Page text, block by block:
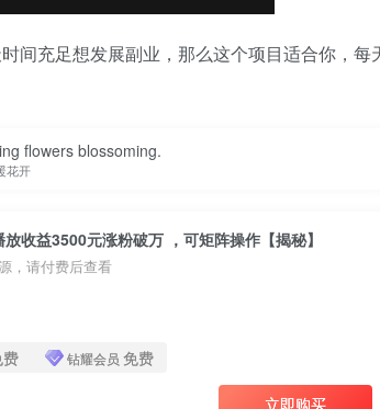
间充足想发展副业，那么这个项目适合你，每
flowers blossoming.
花开
收益3500元涨粉破万 ，可矩阵操作【揭秘】
，请付费后查看
钻耀会员 免费
立即购买